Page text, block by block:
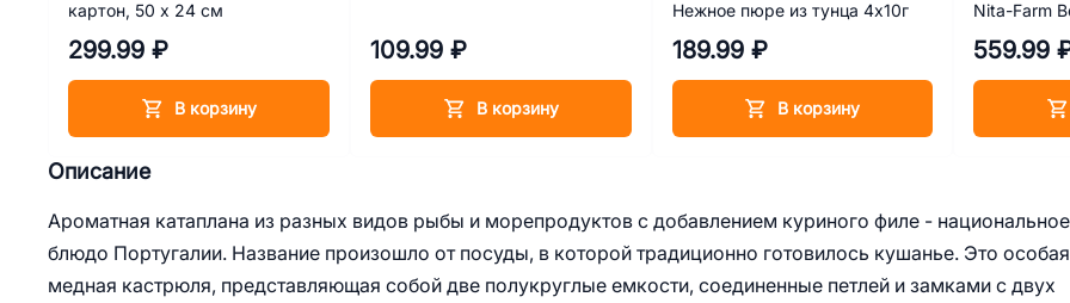
Описание
Ароматная катаплана из разных видов рыбы и морепродуктов с добавлением куриного филе - национальное
блюдо Португалии. Название произошло от посуды, в которой традиционно готовилось кушанье. Это особая
медная кастрюля, представляющая собой две полукруглые емкости, соединенные петлей и замками с двух
картон, 50 х 24 см
299.99 ₽
В корзину
109.99 ₽
В корзину
Нежное пюре из тунца 4х10г
189.99 ₽
В корзину
Nita-Farm
559.99